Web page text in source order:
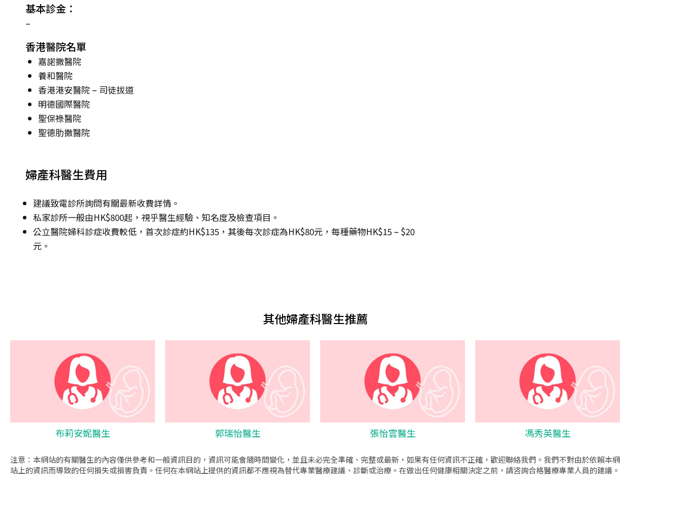
基本診金：
–
香港醫院名單
嘉諾撒醫院
養和醫院
香港港安醫院 – 司徒拔道
明德國際醫院
聖保祿醫院
聖德肋撒醫院
婦產科醫生費用
建議致電診所詢問有關最新收費詳情。
私家診所一般由HK$800起，視乎醫生經驗、知名度及檢查項目。
公立醫院婦科診症收費較低，首次診症約HK$135，其後每次診症為HK$80元，每種藥物HK$15 – $20
元。
其他婦產科醫生推薦
布莉安妮醫生 郭瑞怡醫生 張怡雲醫生 馮秀英醫生
注意：本網站的有關醫生的內容僅供參考和一般資訊目的，資訊可能會隨時間變化，並且未必完全準確、完整或最新，如果有任何資訊不正確，歡迎聯絡我們。我們不對由於依賴本網
站上的資訊而導致的任何損失或損害負責。任何在本網站上提供的資訊都不應視為替代專業醫療建議、診斷或治療。在做出任何健康相關決定之前，請咨詢合格醫療專業人員的建議。